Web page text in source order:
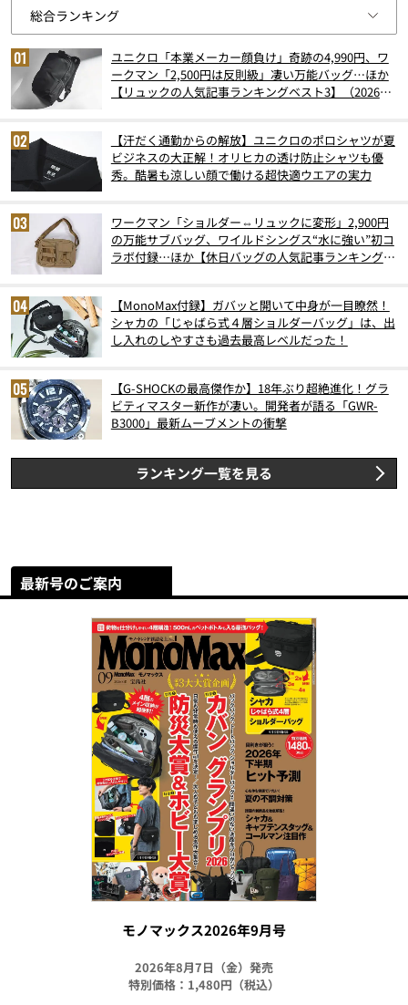
ユニクロ「本業メーカー顔負け」奇跡の4,990円、ワ
ークマン「2,500円は反則級」凄い万能バッグ…ほか
【リュックの人気記事ランキングベスト3】（2026年
【汗だく通勤からの解放】ユニクロのポロシャツが夏
ビジネスの大正解！オリヒカの透け防止シャツも優
秀。酷暑も涼しい顔で働ける超快適ウエアの実力
ワークマン「ショルダー⇔リュックに変形」2,900円
の万能サブバッグ、ワイルドシングス“水に強い”初コ
ラボ付録…ほか【休日バッグの人気記事ランキングベ
【MonoMax付録】ガバッと開いて中身が一目瞭然！
シャカの「じゃばら式４層ショルダーバッグ」は、出
し入れのしやすさも過去最高レベルだった！
【G-SHOCKの最高傑作か】18年ぶり超絶進化！グラ
ビティマスター新作が凄い。開発者が語る「GWR-
B3000」最新ムーブメントの衝撃
ランキング一覧を見る
最新号のご案内
モノマックス2026年9月号
2026年8月7日（金）発売
特別価格：1,480円（税込）